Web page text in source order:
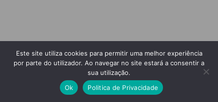
Este site utiliza cookies para permitir uma melhor experiência
por parte do utilizador. Ao navegar no site estará a consentir a
sua utilização.
Ok
Politica de Privacidade